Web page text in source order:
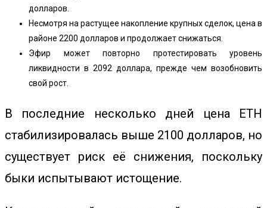
долларов.
Несмотря на растущее накопление крупных сделок, цена в
районе 2200 долларов и продолжает снижаться.
Эфир может повторно протестировать уровень
ликвидности в 2092 доллара, прежде чем возобновить
свой рост.
В последние несколько дней цена ETH
стабилизировалась выше 2100 долларов, но
существует риск её снижения, поскольку
быки испытывают истощение.